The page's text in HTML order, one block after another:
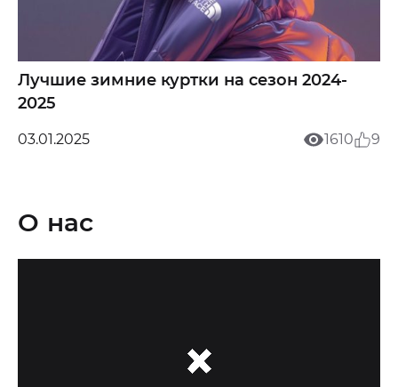
Лучшие зимние куртки на сезон 2024-
2025
03.01.2025 1610 9
О нас